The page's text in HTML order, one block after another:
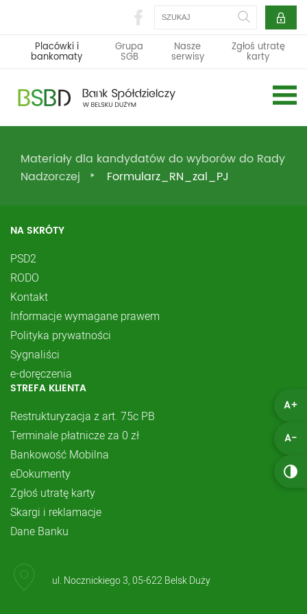
A+
A-
Szukaj
Placówki i
bankomaty
Grupa
SGB
Nasze
serwisy
Zgłoś utratę
karty
Materiały dla kandydatów do wyborów do Rady
Nadzorczej
Formularz_RN_zal_PJ
NA SKRÓTY
PSD2
RODO
Kontakt
Informacje wymagane prawem
Polityka prywatności
Sygnaliści
e-doręczenia
STREFA KLIENTA
Restrukturyzacja z art. 75c PB
Terminale płatnicze za 0 zł
Bankowość Mobilna
eDokumenty
Zgłoś utratę karty
Skargi i reklamacje
Dane Banku
ul. Nocznickiego 3, 05-622 Belsk Duży